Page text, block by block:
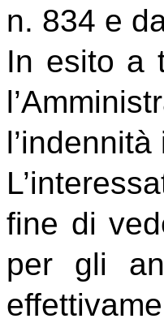
n. 834 e
In esito a
fine di
per gli